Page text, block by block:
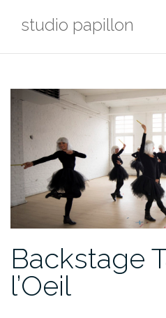
studio papillon
Backstage
l’Oeil